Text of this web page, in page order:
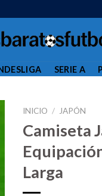
SERIE A
INICIO / JAPÓN
Camiseta
Larga